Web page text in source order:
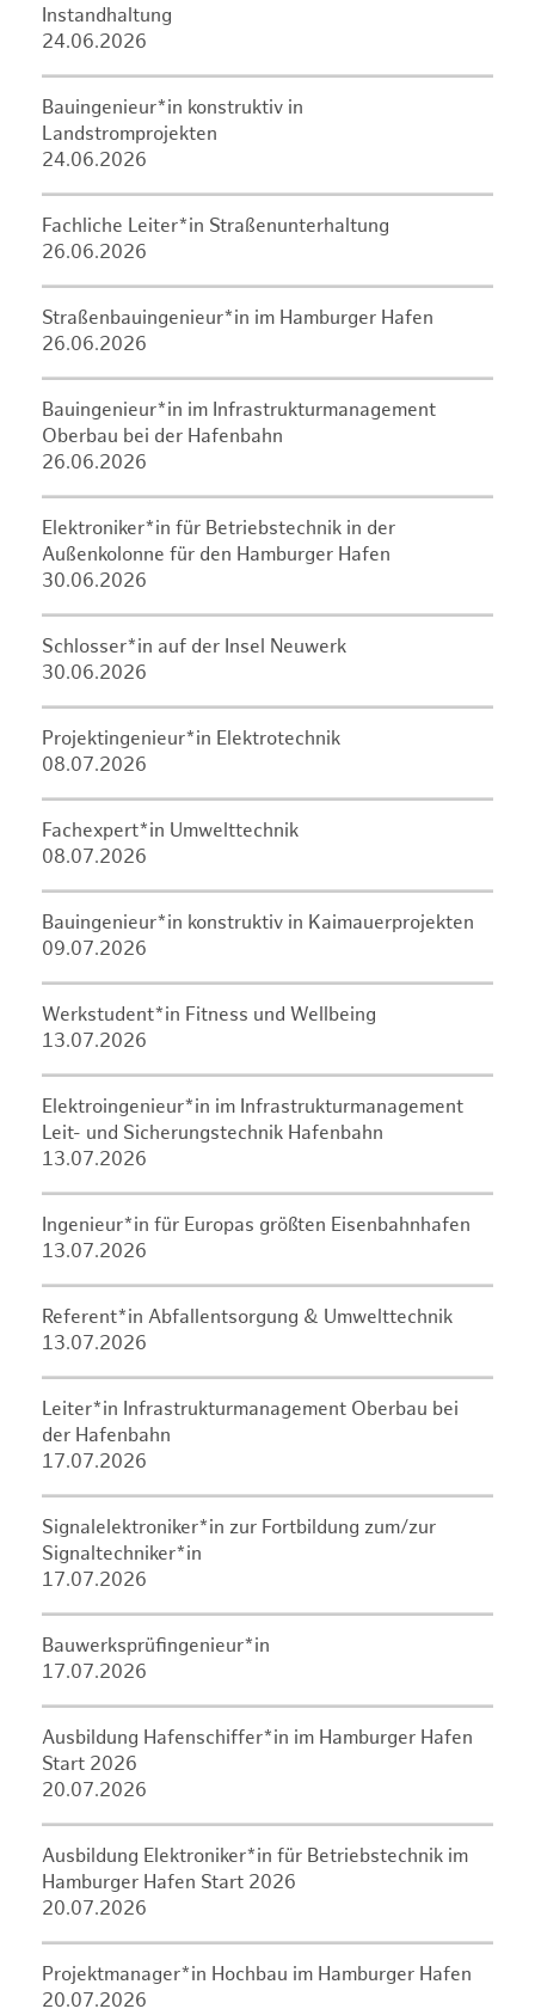
Instandhaltung
24.06.2026
Bauingenieur*in konstruktiv in
Landstromprojekten
24.06.2026
Fachliche Leiter*in Straßenunterhaltung
26.06.2026
Straßenbauingenieur*in im Hamburger Hafen
26.06.2026
Bauingenieur*in im Infrastrukturmanagement
Oberbau bei der Hafenbahn
26.06.2026
Elektroniker*in für Betriebstechnik in der
Außenkolonne für den Hamburger Hafen
30.06.2026
Schlosser*in auf der Insel Neuwerk
30.06.2026
Projektingenieur*in Elektrotechnik
08.07.2026
Fachexpert*in Umwelttechnik
08.07.2026
Bauingenieur*in konstruktiv in Kaimauerprojekten
09.07.2026
Werkstudent*in Fitness und Wellbeing
13.07.2026
Elektroingenieur*in im Infrastrukturmanagement
Leit- und Sicherungstechnik Hafenbahn
13.07.2026
Ingenieur*in für Europas größten Eisenbahnhafen
13.07.2026
Referent*in Abfallentsorgung & Umwelttechnik
13.07.2026
Leiter*in Infrastrukturmanagement Oberbau bei
der Hafenbahn
17.07.2026
Signalelektroniker*in zur Fortbildung zum/zur
Signaltechniker*in
17.07.2026
Bauwerksprüfingenieur*in
17.07.2026
Ausbildung Hafenschiffer*in im Hamburger Hafen
Start 2026
20.07.2026
Ausbildung Elektroniker*in für Betriebstechnik im
Hamburger Hafen Start 2026
20.07.2026
Projektmanager*in Hochbau im Hamburger Hafen
20.07.2026